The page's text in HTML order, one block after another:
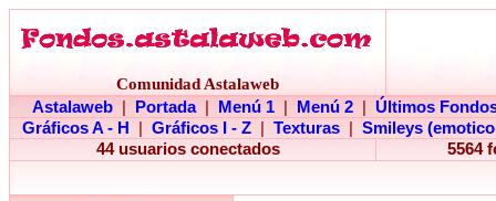
Comunidad Astalaweb
Astalaweb
Portada Menú 1 Menú 2
Últimos
Gráficos A - H
Gráficos I - Z Texturas
Smileys
44 usuarios conectados
5564